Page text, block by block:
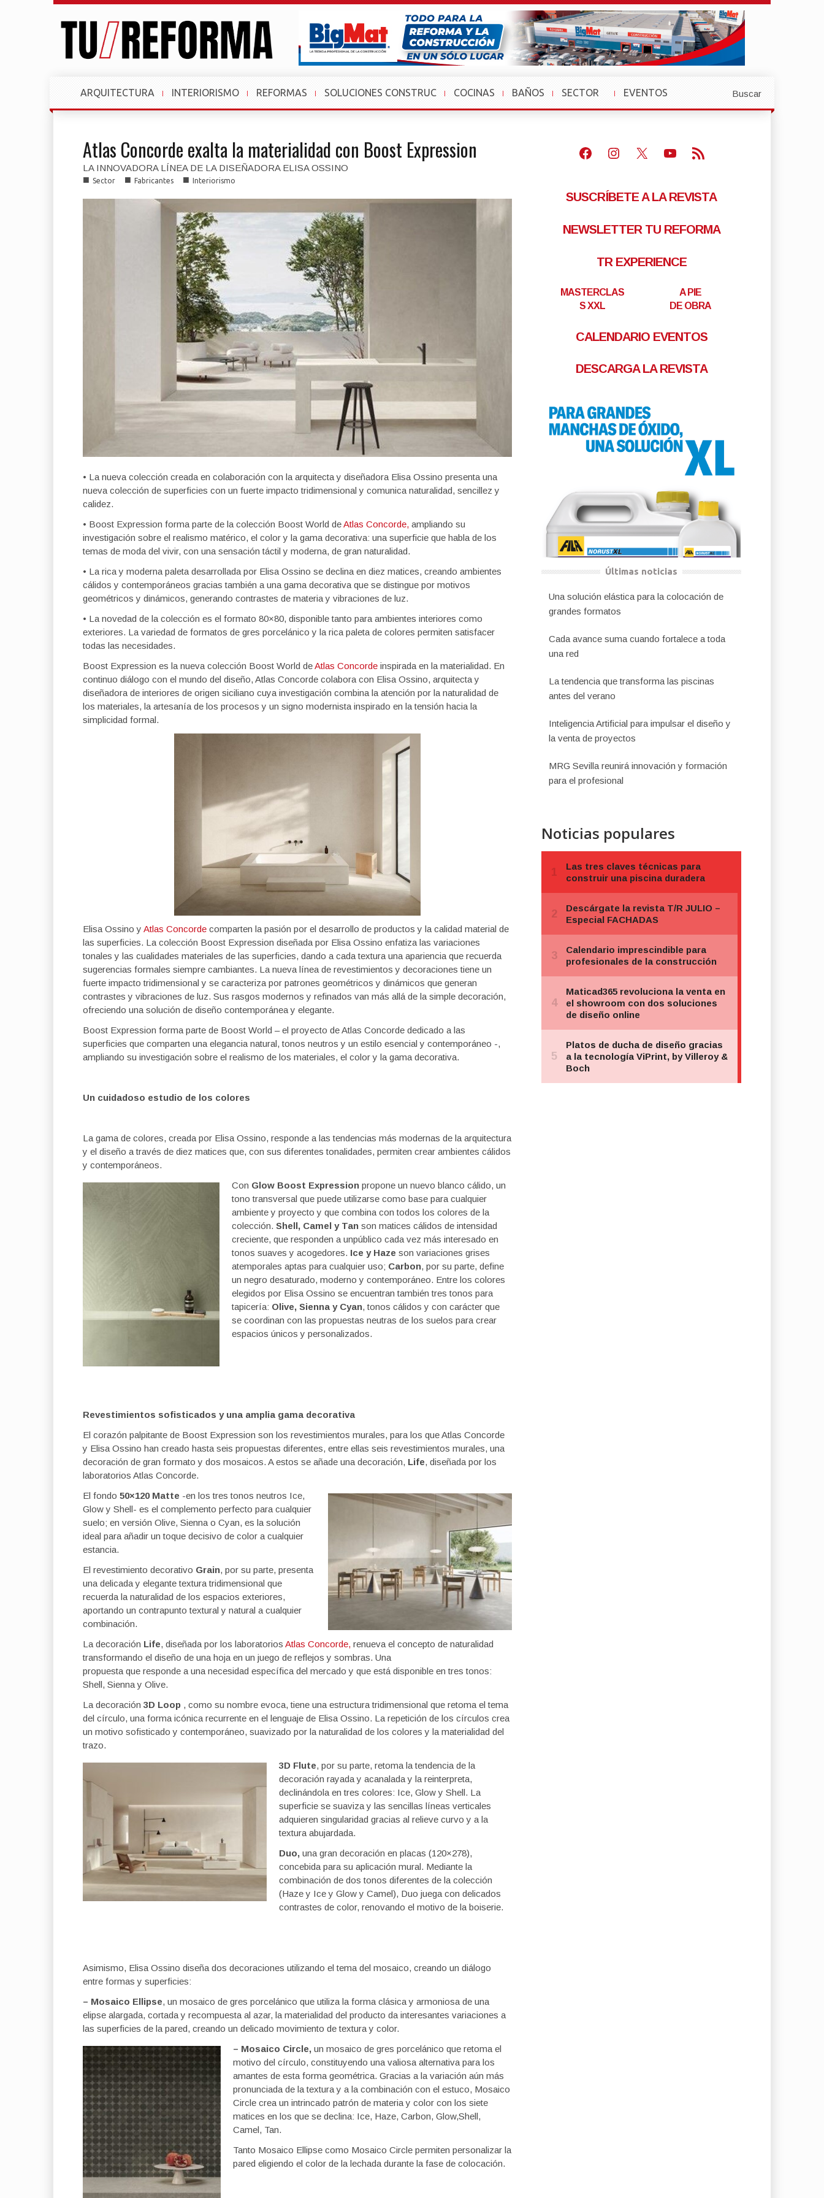
ARQUITECTURA INTERIORISMO REFORMAS SOLUCIONES CONSTRUC COCINAS BAÑOS
SECTOR
»
EVENTOS
»
Buscar
Atlas Concorde exalta la materialidad con Boost Expression
LA INNOVADORA LÍNEA DE LA DISEÑADORA ELISA OSSINO
■ Sector ■ Fabricantes ■ Interiorismo
• La nueva colección creada en colaboración con la arquitecta y diseñadora Elisa Ossino presenta una
nueva colección de superficies con un fuerte impacto tridimensional y comunica naturalidad, sencillez y
calidez.
• Boost Expression forma parte de la colección Boost World deAtlas Concorde, ampliando su
investigación sobre el realismo matérico, el color y la gama decorativa: una superficie que habla de los
temas de moda del vivir, con una sensación táctil y moderna, de gran naturalidad.
• La rica y moderna paleta desarrollada por Elisa Ossino se declina en diez matices, creando ambientes
cálidos y contemporáneos gracias también a una gama decorativa que se distingue por motivos
geométricos y dinámicos, generando contrastes de materia y vibraciones de luz.
• La novedad de la colección es el formato 80×80, disponible tanto para ambientes interiores como
exteriores. La variedad de formatos de gres porcelánico y la rica paleta de colores permiten satisfacer
todas las necesidades.
Boost Expression es la nueva colección Boost World deAtlas Concorde inspirada en la materialidad. En
continuo diálogo con el mundo del diseño, Atlas Concorde colabora con Elisa Ossino, arquitecta y
diseñadora de interiores de origen siciliano cuya investigación combina la atención por la naturalidad de
los materiales, la artesanía de los procesos y un signo modernista inspirado en la tensión hacia la
simplicidad formal.
Elisa Ossino y Atlas Concorde comparten la pasión por el desarrollo de productos y la calidad material de
las superficies. La colección Boost Expression diseñada por Elisa Ossino enfatiza las variaciones
tonales y las cualidades materiales de las superficies, dando a cada textura una apariencia que recuerda
sugerencias formales siempre cambiantes. La nueva línea de revestimientos y decoraciones tiene un
fuerte impacto tridimensional y se caracteriza por patrones geométricos y dinámicos que generan
contrastes y vibraciones de luz. Sus rasgos modernos y refinados van más allá de la simple decoración,
ofreciendo una solución de diseño contemporánea y elegante.
Boost Expression forma parte de Boost World – el proyecto de Atlas Concorde dedicado a las
superficies que comparten una elegancia natural, tonos neutros y un estilo esencial y contemporáneo -,
ampliando su investigación sobre el realismo de los materiales, el color y la gama decorativa.
Un cuidadoso estudio de los colores
La gama de colores, creada por Elisa Ossino, responde a las tendencias más modernas de la arquitectura
y el diseño a través de diez matices que, con sus diferentes tonalidades, permiten crear ambientes cálidos
y contemporáneos.
Con Glow Boost Expression propone un nuevo blanco cálido, un
tono transversal que puede utilizarse como base para cualquier
ambiente y proyecto y que combina con todos los colores de la
colección. Shell, Camel y Tan son matices cálidos de intensidad
creciente, que responden a unpúblico cada vez más interesado en
tonos suaves y acogedores. Ice y Haze son variaciones grises
atemporales aptas para cualquier uso; Carbon, por su parte, define
un negro desaturado, moderno y contemporáneo. Entre los colores
elegidos por Elisa Ossino se encuentran también tres tonos para
tapicería: Olive, Sienna y Cyan, tonos cálidos y con carácter que
se coordinan con las propuestas neutras de los suelos para crear
espacios únicos y personalizados.
Revestimientos sofisticados y una amplia gama decorativa
El corazón palpitante de Boost Expression son los revestimientos murales, para los que Atlas Concorde
y Elisa Ossino han creado hasta seis propuestas diferentes, entre ellas seis revestimientos murales, una
decoración de gran formato y dos mosaicos. A estos se añade una decoración, Life, diseñada por los
laboratorios Atlas Concorde.
El fondo 50×120 Matte -en los tres tonos neutros Ice,
Glow y Shell- es el complemento perfecto para cualquier
suelo; en versión Olive, Sienna o Cyan, es la solución
ideal para añadir un toque decisivo de color a cualquier
estancia.
El revestimiento decorativo Grain, por su parte, presenta
una delicada y elegante textura tridimensional que
recuerda la naturalidad de los espacios exteriores,
aportando un contrapunto textural y natural a cualquier
combinación.
La decoración Life, diseñada por los laboratorios Atlas Concorde, renueva el concepto de naturalidad
transformando el diseño de una hoja en un juego de reflejos y sombras. Una
propuesta que responde a una necesidad específica del mercado y que está disponible en tres tonos:
Shell, Sienna y Olive.
La decoración 3D Loop , como su nombre evoca, tiene una estructura tridimensional que retoma el tema
del círculo, una forma icónica recurrente en el lenguaje de Elisa Ossino. La repetición de los círculos crea
un motivo sofisticado y contemporáneo, suavizado por la naturalidad de los colores y la materialidad del
trazo.
3D Flute, por su parte, retoma la tendencia de la
decoración rayada y acanalada y la reinterpreta,
declinándola en tres colores: Ice, Glow y Shell. La
superficie se suaviza y las sencillas líneas verticales
adquieren singularidad gracias al relieve curvo y a la
textura abujardada.
Duo, una gran decoración en placas (120×278),
concebida para su aplicación mural. Mediante la
combinación de dos tonos diferentes de la colección
(Haze y Ice y Glow y Camel), Duo juega con delicados
contrastes de color, renovando el motivo de la boiserie.
Asimismo, Elisa Ossino diseña dos decoraciones utilizando el tema del mosaico, creando un diálogo
entre formas y superficies:
– Mosaico Ellipse, un mosaico de gres porcelánico que utiliza la forma clásica y armoniosa de una
elipse alargada, cortada y recompuesta al azar, la materialidad del producto da interesantes variaciones a
las superficies de la pared, creando un delicado movimiento de textura y color.
– Mosaico Circle, un mosaico de gres porcelánico que retoma el
motivo del círculo, constituyendo una valiosa alternativa para los
amantes de esta forma geométrica. Gracias a la variación aún más
pronunciada de la textura y a la combinación con el estuco, Mosaico
Circle crea un intrincado patrón de materia y color con los siete
matices en los que se declina: Ice, Haze, Carbon, Glow,Shell,
Camel, Tan.
Tanto Mosaico Ellipse como Mosaico Circle permiten personalizar la
pared eligiendo el color de la lechada durante la fase de colocación.
Facebook
Instagram
X Youtube
Feed RSS
SUSCRÍBETE A LA REVISTA
NEWSLETTER TU REFORMA
TR EXPERIENCE
MASTERCLAS
S XXL
A PIE
DE OBRA
CALENDARIO EVENTOS
DESCARGA LA REVISTA
Últimas noticias
Una solución elástica para la colocación de
grandes formatos
Cada avance suma cuando fortalece a toda
una red
La tendencia que transforma las piscinas
antes del verano
Inteligencia Artificial para impulsar el diseño y
la venta de proyectos
MRG Sevilla reunirá innovación y formación
para el profesional
Noticias populares